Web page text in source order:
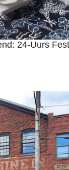
24-Uurs